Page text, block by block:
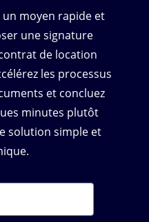
moyen rapide et
une signature
de location
les processus
et concluez
minutes plutôt
solution simple et